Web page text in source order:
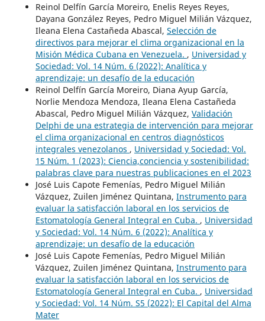
Reinol Delfín García Moreiro, Enelis Reyes Reyes,
Dayana González Reyes, Pedro Miguel Milián Vázquez,
Ileana Elena Castañeda Abascal, Selección de
directivos para mejorar el clima organizacional en la
Misión Médica Cubana en Venezuela. , Universidad y
Sociedad: Vol. 14 Núm. 6 (2022): Analítica y
aprendizaje: un desafío de la educación
Reinol Delfín García Moreiro, Diana Ayup García,
Norlie Mendoza Mendoza, Ileana Elena Castañeda
Abascal, Pedro Miguel Milián Vázquez, Validación
Delphi de una estrategia de intervención para mejorar
el clima organizacional en centros diagnósticos
integrales venezolanos , Universidad y Sociedad: Vol.
15 Núm. 1 (2023): Ciencia,conciencia y sostenibilidad:
palabras clave para nuestras publicaciones en el 2023
José Luis Capote Femenías, Pedro Miguel Milián
Vázquez, Zuilen Jiménez Quintana, Instrumento para
evaluar la satisfacción laboral en los servicios de
Estomatología General Integral en Cuba. , Universidad
y Sociedad: Vol. 14 Núm. 6 (2022): Analítica y
aprendizaje: un desafío de la educación
José Luis Capote Femenías, Pedro Miguel Milián
Vázquez, Zuilen Jiménez Quintana, Instrumento para
evaluar la satisfacción laboral en los servicios de
Estomatología General Integral en Cuba. , Universidad
y Sociedad: Vol. 14 Núm. S5 (2022): El Capital del Alma
Mater